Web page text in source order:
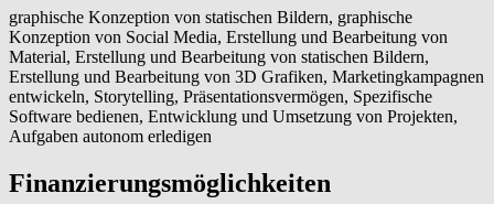
graphische Konzeption von statischen Bildern, graphische
Konzeption von Social Media, Erstellung und Bearbeitung von
Material, Erstellung und Bearbeitung von statischen Bildern,
Erstellung und Bearbeitung von 3D Grafiken, Marketingkampagnen
entwickeln, Storytelling, Präsentationsvermögen, Spezifische
Software bedienen, Entwicklung und Umsetzung von Projekten,
Aufgaben autonom erledigen
Finanzierungsmöglichkeiten